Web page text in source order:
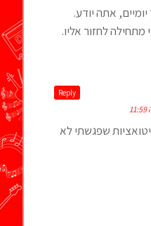
אתה יודע.
לחזור אליו.
שפגשתי לא
Reply